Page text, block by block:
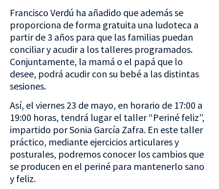
Francisco Verdú ha añadido que además se
proporciona de forma gratuita una ludoteca a
partir de 3 años para que las familias puedan
conciliar y acudir a los talleres programados.
Conjuntamente, la mamá o el papá que lo
desee, podrá acudir con su bebé a las distintas
sesiones.
Así, el viernes 23 de mayo, en horario de 17:00 a
19:00 horas, tendrá lugar el taller “Periné feliz”,
impartido por Sonia García Zafra. En este taller
práctico, mediante ejercicios articulares y
posturales, podremos conocer los cambios que
se producen en el periné para mantenerlo sano
y feliz.